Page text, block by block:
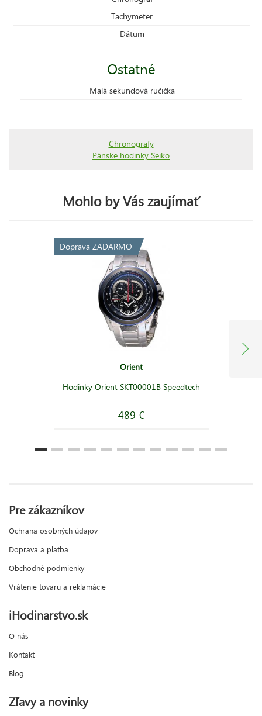
Tachymeter
Dátum
Ostatné
Malá sekundová ručička
Chronografy
Pánske hodinky Seiko
Mohlo by Vás zaujímať
Doprava ZADARMO
Orient
Hodinky Orient SKT00001B Speedtech
489 €
Pre zákazníkov
Ochrana osobných údajov
Doprava a platba
Obchodné podmienky
Vrátenie tovaru a reklamácie
iHodinarstvo.sk
O nás
Kontakt
Blog
Zľavy a novinky